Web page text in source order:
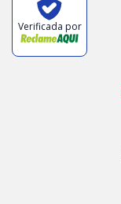
Verificada por